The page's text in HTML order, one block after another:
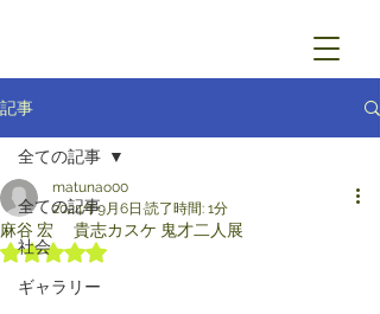
記事
全ての記事
社会
ギャラリー
全ての記事
麻谷 宏 貴志カスケ 鬼才二人展
matunao00
2024年9月6日 読了時間: 1分
5つ星のうちNaNと評価されています。